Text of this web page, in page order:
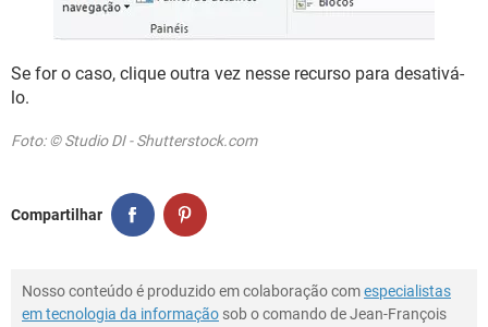
Se for o caso, clique outra vez nesse recurso para desativá-
lo.
Foto: © Studio DI - Shutterstock.com
Compartilhar
Nosso conteúdo é produzido em colaboração comespecialistas
em tecnologia da informação sob o comando de Jean-François